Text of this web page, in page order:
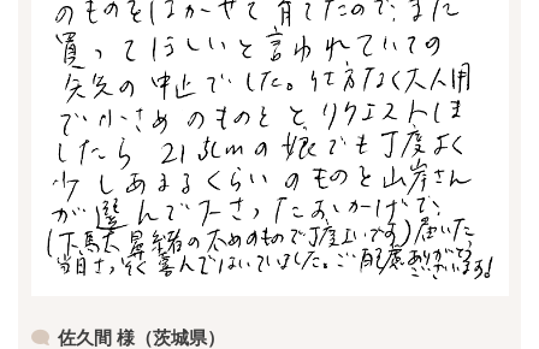
佐久間 様（茨城県）